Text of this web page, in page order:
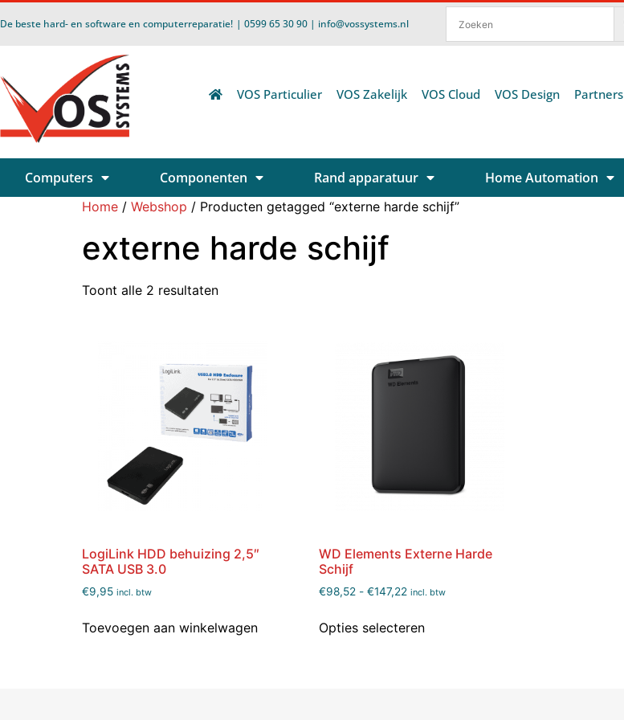
De beste hard- en software en computerreparatie! | 0599 65 30 90 | info@vossystems.nl
VOS Particulier VOS Zakelijk VOS Cloud VOS Design Partners
Computers Componenten Rand apparatuur Home Automation
Home / Webshop / Producten getagged “externe harde schijf”
externe harde schijf
Toont alle 2 resultaten
LogiLink HDD behuizing 2,5″
SATA USB 3.0
€9,95 incl. btw
Toevoegen aan winkelwagen
WD Elements Externe Harde
Schijf
€98,52 - €147,22 incl. btw
Opties selecteren